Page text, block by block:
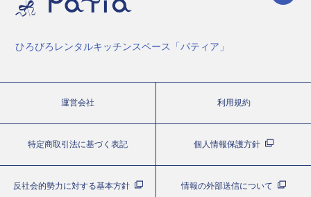
ひろびろレンタルキッチンスペース「パティア」
運営会社 利用規約
特定商取引法に基づく表記 個人情報保護方針
反社会的勢力に対する基本方針 情報の外部送信について